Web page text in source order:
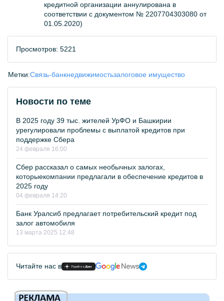
кредитной организации аннулирована в
соответствии с документом № 2207704303080 от
01.05.2020)
Просмотров: 5221
Метки:Связь-банкнедвижимостьзалоговое имущество
Новости по теме
В 2025 году 39 тыс. жителей УрФО и Башкирии
урегулировали проблемы с выплатой кредитов при
поддержке Сбера
24 февраля 16:00
Сбер рассказал о самых необычных залогах,
которыекомпании предлагали в обеспечение кредитов в
2025 году
04 февраля 14:20
Банк Уралсиб предлагает потребительский кредит под
залог автомобиля
13 марта 2025 12:48
Читайте нас в